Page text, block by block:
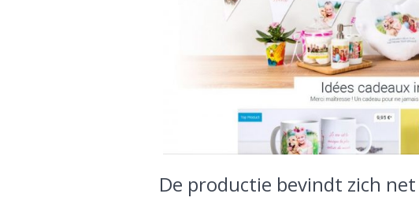
De productie bevindt zich